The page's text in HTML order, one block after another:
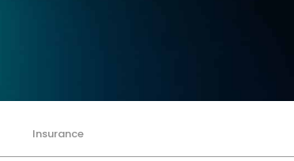
Insurance